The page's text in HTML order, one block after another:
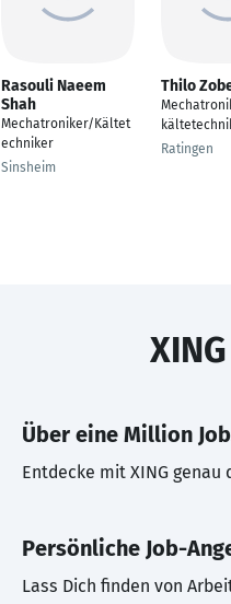
Rasouli Naeem
Shah
Mechatroniker/Kältet
echniker
Sinsheim
Thilo
Ratingen
Über eine Million
Entdecke mit XING genau
Persönliche Job-
Lass Dich finden von